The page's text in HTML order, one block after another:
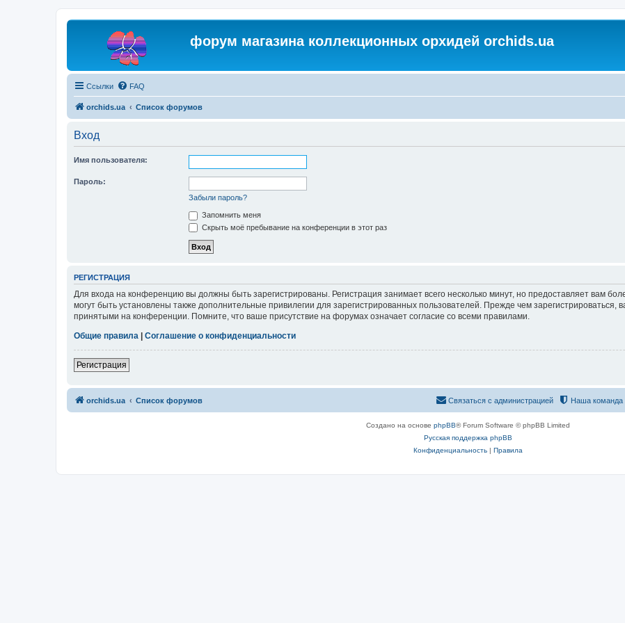
форум магазина коллекционных орхидей orchids.ua
Ссылки FAQ
orchids.ua Список форумов
Вход
Имя пользователя:
Пароль:
Забыли пароль?
Запомнить меня
Скрыть моё пребывание на конференции в этот раз
РЕГИСТРАЦИЯ
Для входа на конференцию вы должны быть зарегистрированы. Регистрация занимает всего несколько минут, но предоставляет вам
могут быть установлены также дополнительные привилегии для зарегистрированных пользователей. Прежде чем зарегистрироваться,
принятыми на конференции. Помните, что ваше присутствие на форумах означает согласие со всеми правилами.
Общие правила | Соглашение о конфиденциальности
Регистрация
orchids.ua Список форумов Наша команда
Связаться с администрацией
Создано на основе phpBB® Forum Software © phpBB Limited
Русская поддержка phpBB
Конфиденциальность| Правила